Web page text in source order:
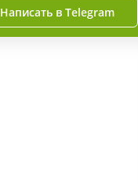
Написать в Telegram